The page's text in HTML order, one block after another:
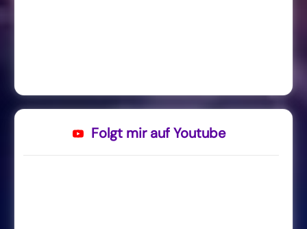
Folgt mir auf Youtube